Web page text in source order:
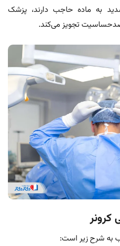
به ماده حاجب دارند، پزشک
تجویز می‌کند.
کرونر
به شرح زیر است: